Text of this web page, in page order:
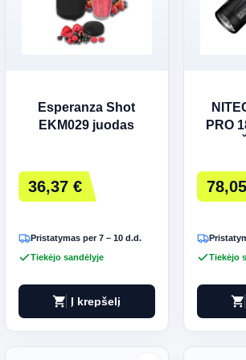
Esperanza Shot
EKM029 juodas
36,37 €
Pristatymas per 7 – 10 d.d.
Tiekėjo sandėlyje
shopping_cart Į krepšelį
PRO
Tiekėjo
shopping_cart